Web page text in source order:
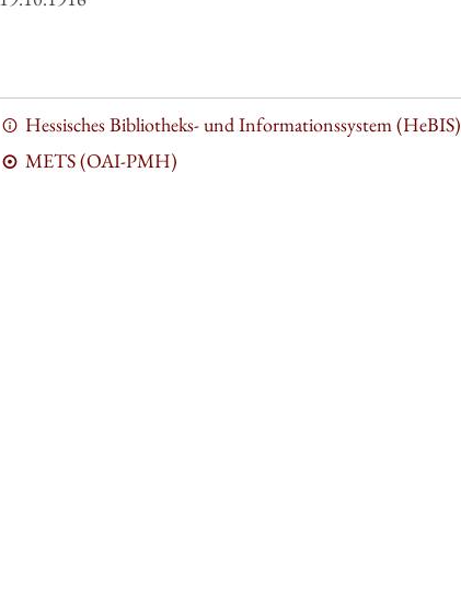
Hessisches Bibliotheks- und Informationssystem (HeBIS)
METS (OAI-PMH)